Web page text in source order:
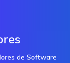
de Software